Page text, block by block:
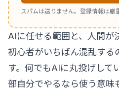
スパムは送りません。登録情報は厳
AIに任せる範囲と、人間が
初心者がいちばん混乱する
す。何でもAIに丸投げして
部自分でやるなら使う意味